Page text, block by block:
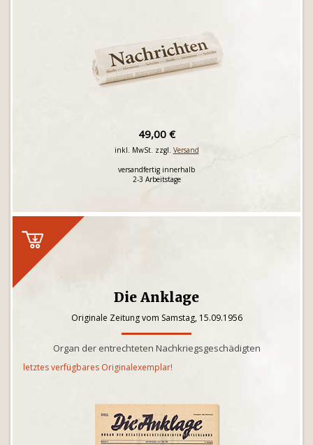
49,00 €
inkl. MwSt. zzgl. Versand
versandfertig innerhalb
2-3 Arbeitstage
Die Anklage
Originale Zeitung vom Samstag, 15.09.1956
Organ der entrechteten Nachkriegsgeschädigten
letztes verfügbares Originalexemplar!